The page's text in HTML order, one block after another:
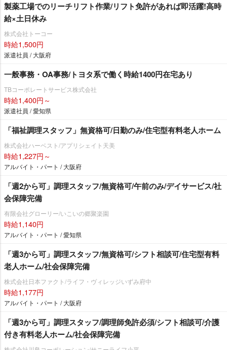
製薬工場でのリーチリフト作業/リフト免許があれば即活躍!高時
給×土日休み
株式会社トーコー
時給1,500円
派遣社員 / 大阪府
一般事務・OA事務/トヨタ系で働く時給1400円在宅あり
TBコーポレートサービス株式会社
時給1,400円～
派遣社員 / 愛知県
「福祉調理スタッフ」無資格可/日勤のみ/住宅型有料老人ホーム
株式会社ハーベスト/アプリシェイト天美
時給1,227円～
アルバイト・パート / 大阪府
「週2から可」調理スタッフ/無資格可/午前のみ/デイサービス/社
会保障完備
有限会社グローリー/いこいの郷聚楽園
時給1,140円
アルバイト・パート / 愛知県
「週3から可」調理スタッフ/無資格可/シフト相談可/住宅型有料
老人ホーム/社会保障完備
株式会社日本ファクト/ライフ・ヴィレッジいずみ府中
時給1,177円
アルバイト・パート / 大阪府
「週3から可」調理スタッフ/調理師免許必須/シフト相談可/介護
付き有料老人ホーム/社会保障完備